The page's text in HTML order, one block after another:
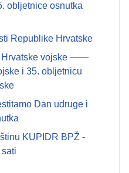
obljetnice osnutka
Republike Hrvatske
vojske ——
i 35. obljetnicu
Dan udruge i
KUPIDR BPŽ -